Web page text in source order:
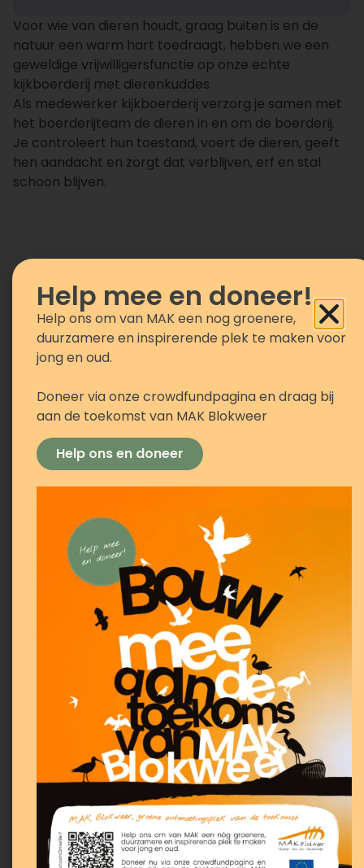
Voor wie van dieren houdt, graag buiten is en de
natuur een warm hart toedraagt, hebben we een
geweldige vrijwilligersfunctie op onze echte
kijkboerderij met dierenkuddes.
Als medewerker kijkboerderij verzorg je samen met
het boerderijteam de dieren in en om de boerderij.
Je controleert hun toestand, voert de dieren, geeft
hen aandacht en zorgt dat verblijven, erf en stal
schoon blijven.
Wij bieden jou
Een centraal gelegen werkplek in het
groen;
Werken met dieren in de natuur;
Een enthousiast team collega’s;
Flexibiliteit in dagen en tijden;
Een leerzame werkplek waar je meer kunt
Werk waar je je energie in kwijt kunt.
Je bent meerderjarig;
Je kunt goed in teamverband werken;
Je hebt liefde voor dieren, natuur en
buiten zijn;
Je hebt bij voorkeur ervaring met dieren
óf je wilt hier graag (meer) kennis over
opdoen – wij leren je graag de kneepjes
van het vak;
Je vindt het leuk om, als je tijdens
openingstijden werkt, contact te hebben
met bezoekers.
Ben je geïnteresseerd in deze
vacature?
Stuur dan een mail met je motivatie naar onze
Help mee en doneer!
Help ons om van MAK een nog groenere,
duurzamere en inspirerende plek te maken voor
jong en oud.
Doneer via onze crowdfundpagina en draag bij
aan de toekomst van MAK Blokweer
Help ons en doneer